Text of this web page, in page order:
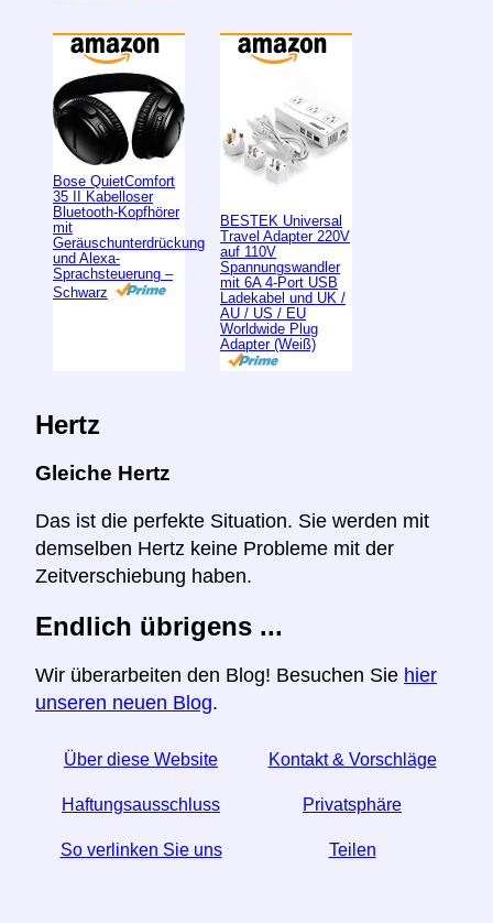
Bose QuietComfort
35 II Kabelloser
Bluetooth-Kopfhörer
mit
Geräuschunterdrückung
und Alexa-
Sprachsteuerung –
Schwarz
BESTEK Universal
Travel Adapter 220V
auf 110V
Spannungswandler
mit 6A 4-Port USB
Ladekabel und UK /
AU / US / EU
Worldwide Plug
Adapter (Weiß)
Hertz
Gleiche Hertz
Das ist die perfekte Situation. Sie werden mit
demselben Hertz keine Probleme mit der
Zeitverschiebung haben.
Endlich übrigens ...
Wir überarbeiten den Blog! Besuchen Sie hier
unseren neuen Blog.
Über diese Website Kontakt & Vorschläge
Haftungsausschluss Privatsphäre
So verlinken Sie uns Teilen